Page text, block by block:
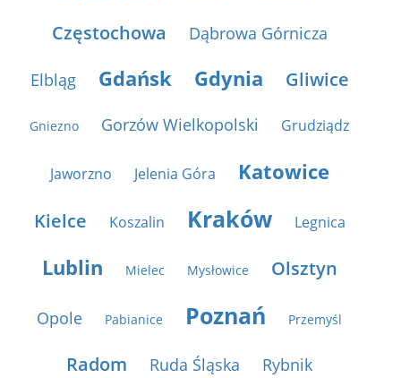
Częstochowa Dąbrowa Górnicza
Elbląg Gdańsk Gdynia Gliwice
Gniezno Gorzów Wielkopolski Grudziądz
Jaworzno Jelenia Góra Katowice
Kielce Koszalin Kraków Legnica
Lublin Mielec Mysłowice Olsztyn
Opole Pabianice Poznań Przemyśl
Radom Ruda Śląska Rybnik